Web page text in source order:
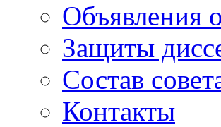
Объявления
Защиты
Состав
Контакты